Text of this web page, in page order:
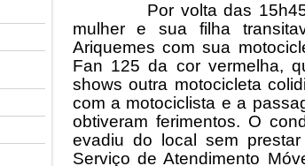
Por volta das 15h45m
mulher e sua filha
Ariquemes com sua
Fan 125 da cor vermelha,
shows outra motocicleta
com a motociclista e a
obtiveram ferimentos. O
evadiu do local sem
Serviço de Atendimento